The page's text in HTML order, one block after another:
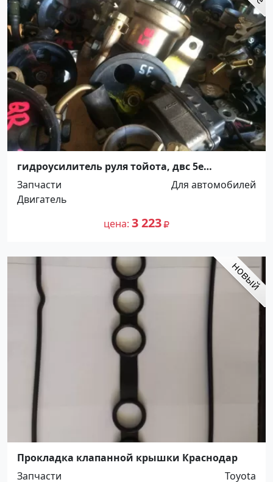
гидроусилитель руля тойота, двс 5е
Краснодар
Запчасти
Для автомобилей
Двигатель
цена 3 223
Прокладка клапанной крышки Краснодар
Запчасти
Toyota